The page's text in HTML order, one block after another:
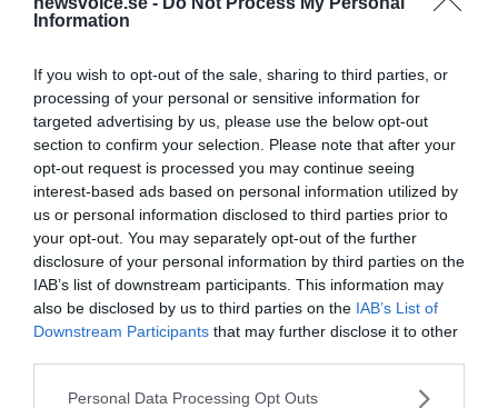
Information
If you wish to opt-out of the sale, sharing to third parties, or
processing of your personal or sensitive information for
targeted advertising by us, please use the below opt-out
section to confirm your selection. Please note that after your
opt-out request is processed you may continue seeing
interest-based ads based on personal information utilized by
us or personal information disclosed to third parties prior to
your opt-out. You may separately opt-out of the further
disclosure of your personal information by third parties on the
IAB’s list of downstream participants. This information may
also be disclosed by us to third parties on the IAB’s List of
Downstream Participants that may further disclose it to other
Please note that this website/app uses one or more Google
Personal Data Processing Opt Outs